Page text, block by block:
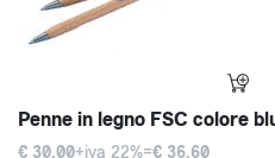
Penne in legno FSC colore
€ 30.00+iva 22%=€ 36.60